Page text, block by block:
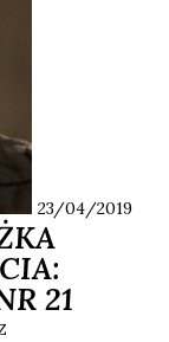
23/04/2019
21